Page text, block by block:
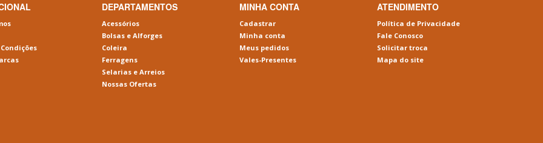
DEPARTAMENTOS
Acessórios
Bolsas e Alforges
Coleira
Ferragens
Selarias e Arreios
Nossas Ofertas
MINHA CONTA
Cadastrar
Minha conta
Meus pedidos
Vales-Presentes
ATENDIMENTO
Política de Privacidade
Fale Conosco
Solicitar troca
Mapa do site